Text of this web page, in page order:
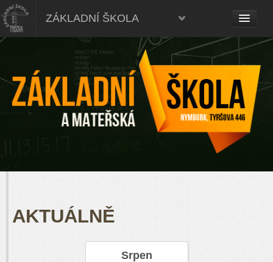
ZÁKLADNÍ ŠKOLA
AKTUÁLNĚ
Srpen